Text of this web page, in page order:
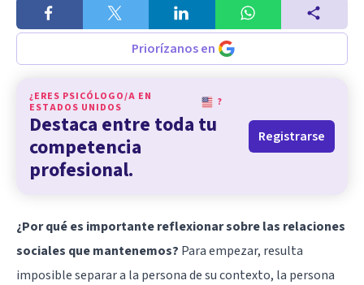
Priorízanos en
¿ERES PSICÓLOGO/A EN
ESTADOS UNIDOS
?
Destaca entre toda tu
competencia
profesional.
Registrarse
¿Por qué es importante reflexionar sobre las relaciones
sociales que mantenemos? Para empezar, resulta
imposible separar a la persona de su contexto, la persona